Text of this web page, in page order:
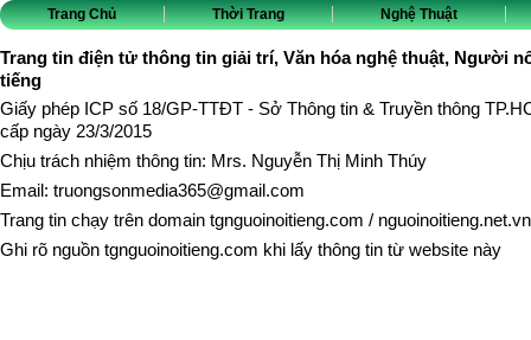
Trang Chủ Thời Trang Nghệ Thuật
Trang tin điện tử thông tin giải trí, Văn hóa nghệ thuật, Người
tiếng
Giấy phép ICP số 18/GP-TTĐT - Sở Thông tin & Truyền thông
cấp ngày 23/3/2015
Chịu trách nhiệm thông tin: Mrs. Nguyễn Thị Minh Thúy
Email: truongsonmedia365@gmail.com
Trang tin chạy trên domain tgnguoinoitieng.com / nguoinoitieng.net.vn
Ghi rõ nguồn tgnguoinoitieng.com khi lấy thông tin từ website này